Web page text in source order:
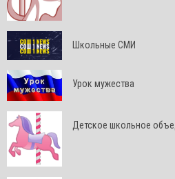
Школьные СМИ
Урок мужества
Детское школьное